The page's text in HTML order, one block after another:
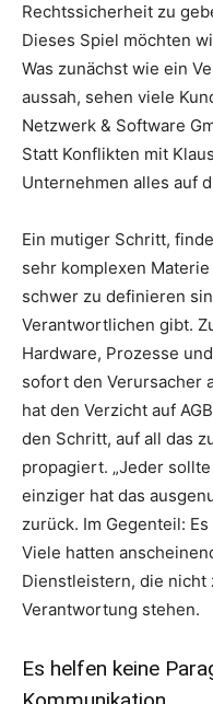
Rechtssicherheit zu
Dieses Spiel möchten
Was zunächst wie ein
aussah, sehen viele
Netzwerk & Software
Statt Konflikten mit
Unternehmen alles auf
Ein mutiger Schritt,
sehr komplexen
schwer zu definieren
Verantwortlichen gibt.
Hardware, Prozesse
sofort den Verursacher
hat den Verzicht auf
den Schritt, auf all das
propagiert. „Jeder
einziger hat das
zurück. Im Gegenteil:
Viele hatten
Dienstleistern, die nicht
Verantwortung stehen.
Es helfen keine